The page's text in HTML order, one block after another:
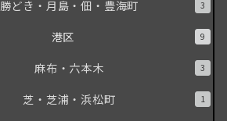
勝どき・月島・佃・豊海町 3
港区 9
麻布・六本木 3
芝・芝浦・浜松町 1